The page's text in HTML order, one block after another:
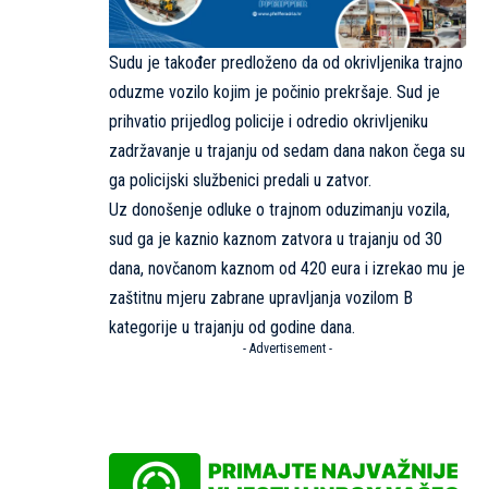
Sudu je također predloženo da od okrivljenika trajno
oduzme vozilo kojim je počinio prekršaje. Sud je
prihvatio prijedlog policije i odredio okrivljeniku
zadržavanje u trajanju od sedam dana nakon čega su
ga policijski službenici predali u zatvor.
Uz donošenje odluke o trajnom oduzimanju vozila,
sud ga je kaznio kaznom zatvora u trajanju od 30
dana, novčanom kaznom od 420 eura i izrekao mu je
zaštitnu mjeru zabrane upravljanja vozilom B
kategorije u trajanju od godine dana.
- Advertisement -